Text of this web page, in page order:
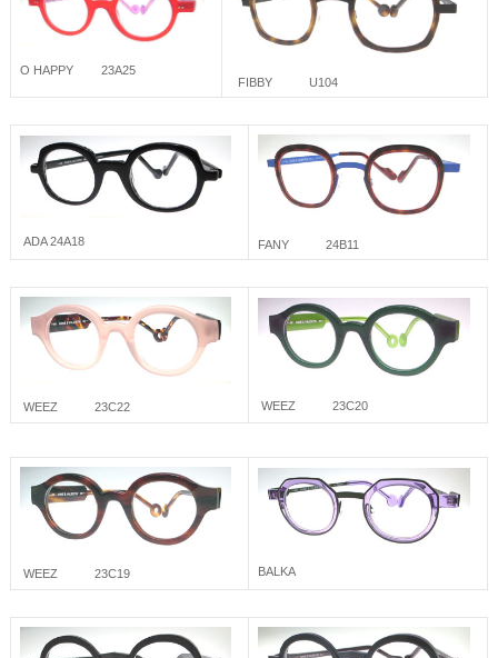
O HAPPY 23A25
FIBBY U104
ADA 24A18 FANY 24B11
WEEZ 23C22 WEEZ 23C20
WEEZ 23C19 BALKA